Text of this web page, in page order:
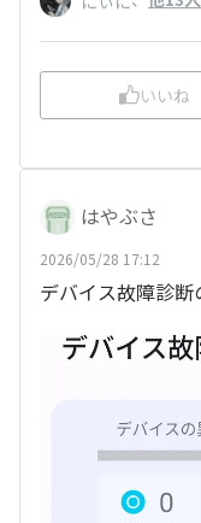
いいね
はやぶさ
2026/05/28 17:12
デバイス故障診